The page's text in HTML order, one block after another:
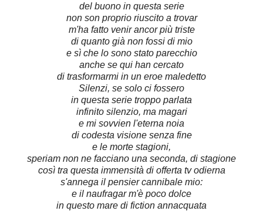
del buono in questa serie
non son proprio riuscito a trovar
m'ha fatto venir ancor più triste
di quanto già non fossi di mio
e sì che lo sono stato parecchio
anche se qui han cercato
di trasformarmi in un eroe maledetto
Silenzi, se solo ci fossero
in questa serie troppo parlata
infinito silenzio, ma magari
e mi sovvien l'eterna noia
di codesta visione senza fine
e le morte stagioni,
speriam non ne facciano una seconda, di stagione
così tra questa immensità di offerta tv odierna
s'annega il pensier cannibale mio:
e il naufragar m'è poco dolce
in questo mare di fiction annacquata